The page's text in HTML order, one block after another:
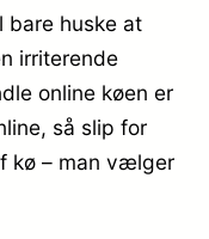
bare huske at
irriterende
online køen er
så slip for
kø – man vælger